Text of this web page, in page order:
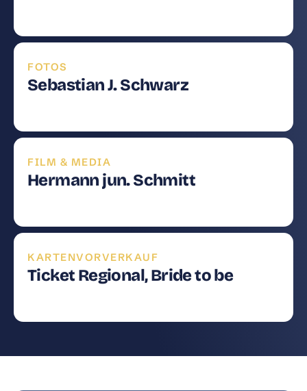
FOTOS
Sebastian J. Schwarz
FILM & MEDIA
Hermann jun. Schmitt
KARTENVORVERKAUF
Ticket Regional, Bride to be